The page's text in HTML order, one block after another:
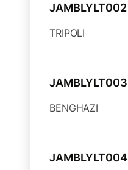
JAMBLYLT002
TRIPOLI
JAMBLYLT003
BENGHAZI
JAMBLYLT004